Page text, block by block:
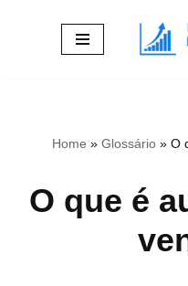
Home » Glossário » O
O que é